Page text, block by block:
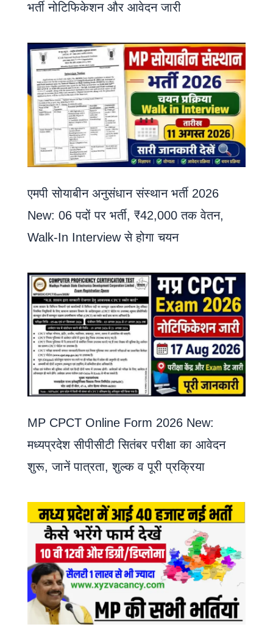
भर्ती नोटिफिकेशन और आवेदन जारी
एमपी सोयाबीन अनुसंधान संस्थान भर्ती 2026
New: 06 पदों पर भर्ती, ₹42,000 तक वेतन,
Walk-In Interview से होगा चयन
MP CPCT Online Form 2026 New:
मध्यप्रदेश सीपीसीटी सितंबर परीक्षा का आवेदन
शुरू, जानें पात्रता, शुल्क व पूरी प्रक्रिया